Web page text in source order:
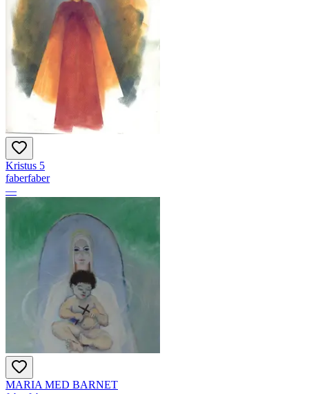
Kristus 5
faberfaber
—
MARIA MED BARNET